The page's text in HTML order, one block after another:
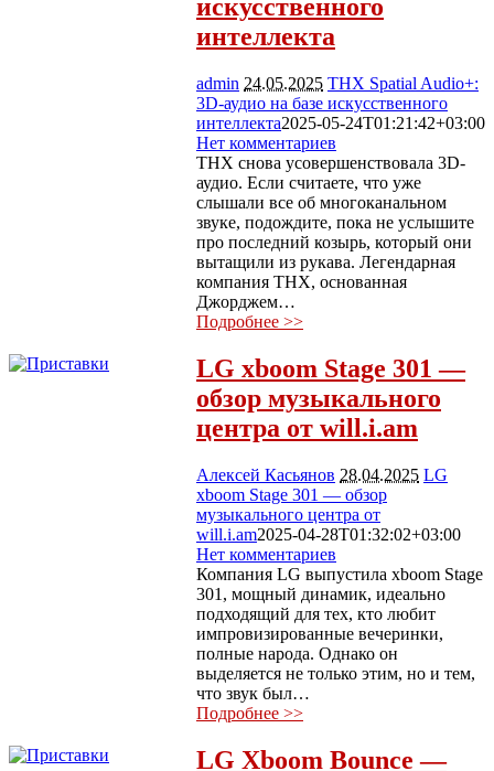
искусственного
интеллекта
admin 24.05.2025 THX Spatial Audio+:
3D-аудио на базе искусственного
интеллекта2025-05-24T01:21:42+03:00
Нет комментариев
THX снова усовершенствовала 3D-
аудио. Если считаете, что уже
слышали все об многоканальном
звуке, подождите, пока не услышите
про последний козырь, который они
вытащили из рукава. Легендарная
компания THX, основанная
Джорджем…
Подробнее >>
LG xboom Stage 301 —
обзор музыкального
центра от will.i.am
Алексей Касьянов 28.04.2025 LG
xboom Stage 301 — обзор
музыкального центра от
will.i.am2025-04-28T01:32:02+03:00
Нет комментариев
Компания LG выпустила xboom Stage
301, мощный динамик, идеально
подходящий для тех, кто любит
импровизированные вечеринки,
полные народа. Однако он
выделяется не только этим, но и тем,
что звук был…
Подробнее >>
LG Xboom Bounce —